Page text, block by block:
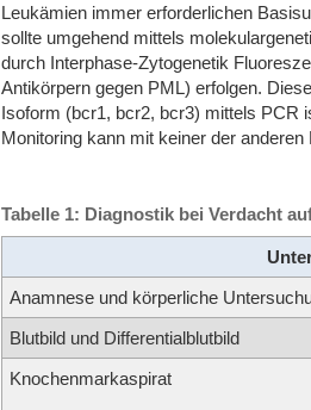
Leukämien immer erforderlichen
sollte umgehend mittels
durch Interphase-Zytogenetik
Antikörpern gegen PML) erfolgen.
Isoform (bcr1, bcr2, bcr3) mittels PCR
Monitoring kann mit keiner der
Tabelle 1: Diagnostik bei Verdacht
Anamnese und körperliche
Blutbild und Differentialblutbild
Knochenmarkaspirat